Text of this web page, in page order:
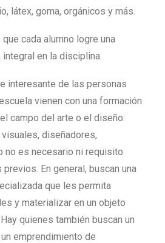
látex, goma, orgánicos y más.
cada alumno logre una
en la disciplina.
interesante de las personas
vienen con una formación
campo del arte o el diseño:
diseñadores,
no es necesario ni requisito
En general, buscan una
que les permita
y materializar en un objeto
quienes también buscan un
emprendimiento de